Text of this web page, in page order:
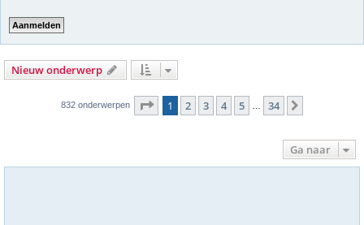
Nieuw onderwerp
832 onderwerpen Pagina van 34
1 2 3 4 5 34
Ga naar